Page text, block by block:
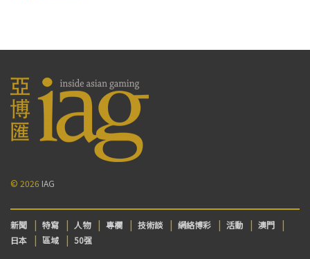
© 2026 IAG
新聞 特寫 人物 專欄 技術談 網絡博彩 活動
澳門
日本
區域 50强